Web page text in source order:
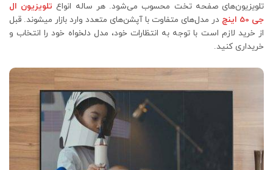
تلویزیون‌های صفحه تخت محسوب می‌شود‌. هر ساله انواع تلويزيون‌ ال
جی 50 اینچ
در مدل‌های متفاوت با آپشن‌های متعدد وارد بازار می­­شوند. قبل
از خرید لازم است با توجه به انتظارات خود، مدل دلخواه خود را انتخاب و
خریداری کنید‌.